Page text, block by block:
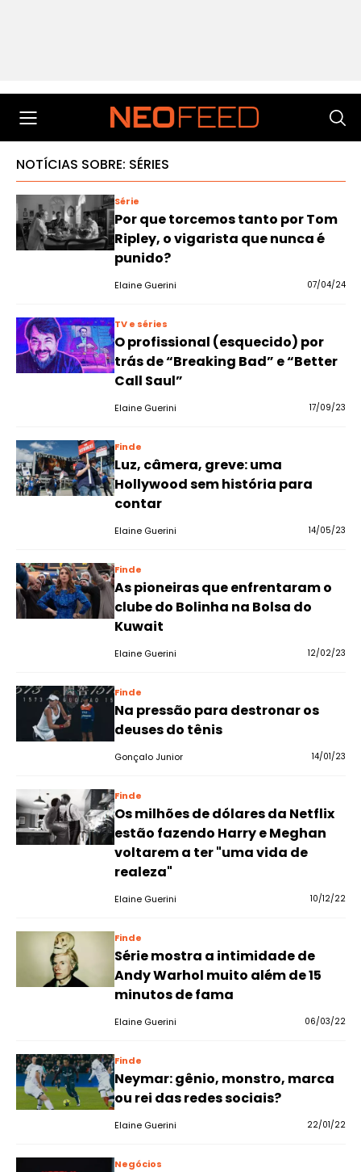
NOTÍCIAS SOBRE: SÉRIES
Série
Por que torcemos tanto por Tom
Ripley, o vigarista que nunca é
punido?
Elaine Guerini 07/04/24
TV e séries
O profissional (esquecido) por
trás de “Breaking Bad” e “Better
Call Saul”
Elaine Guerini 17/09/23
Finde
Luz, câmera, greve: uma
Hollywood sem história para
contar
Elaine Guerini 14/05/23
Finde
As pioneiras que enfrentaram o
clube do Bolinha na Bolsa do
Kuwait
Elaine Guerini 12/02/23
Finde
Na pressão para destronar os
deuses do tênis
Gonçalo Junior 14/01/23
Finde
Os milhões de dólares da Netflix
estão fazendo Harry e Meghan
voltarem a ter "uma vida de
realeza"
Elaine Guerini 10/12/22
Finde
Série mostra a intimidade de
Andy Warhol muito além de 15
minutos de fama
Elaine Guerini 06/03/22
Finde
Neymar: gênio, monstro, marca
ou rei das redes sociais?
Elaine Guerini 22/01/22
Negócios